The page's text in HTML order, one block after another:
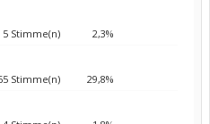
5 Stimme(n) 2,3%
Stimme(n) 29,8%